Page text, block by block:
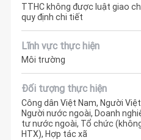
TTHC không được luật giao
quy định chi tiết
Lĩnh vực thực hiện
Môi trường
Đối tượng thực hiện
Công dân Việt Nam, Người
Người nước ngoài, Doanh
tư nước ngoài, Tổ chức
HTX), Hợp tác xã